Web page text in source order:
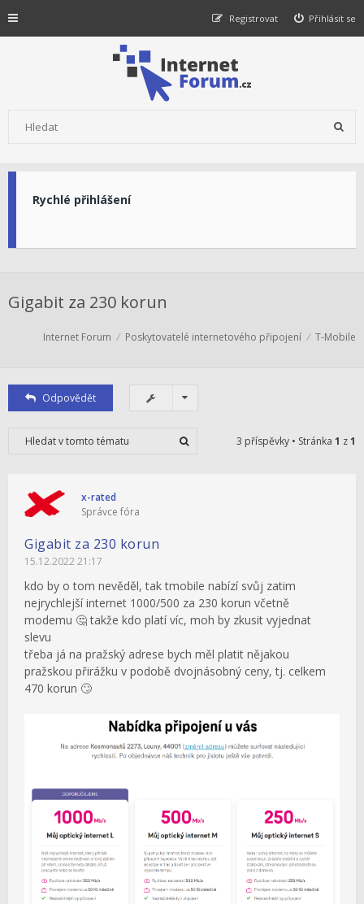
Přihlásit se
Registrovat
Rychlé přihlášení
Gigabit za 230 korun
Internet Forum Poskytovatelé internetového připojení T-Mobile
Odpovědět
3 příspěvky • Stránka 1 z1
x-rated
Správce fóra
Gigabit za 230 korun
15.12.2022 21:17
kdo by o tom nevěděl, tak tmobile nabízí svůj zatim
nejrychlejší internet 1000/500 za 230 korun včetně
modemu 🤔 takže kdo platí víc, moh by zkusit vyjednat
slevu
třeba já na pražský adrese bych měl platit nějakou
pražskou přirážku v podobě dvojnásobný ceny, tj. celkem
470 korun 🙄